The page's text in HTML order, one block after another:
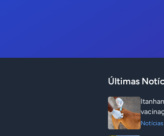
Últimas
Notícias